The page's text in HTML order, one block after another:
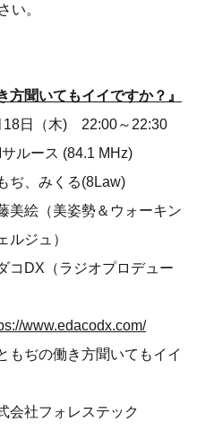
い。
方聞いてもイイですか？』
木) 22:00～22:30
ス (84.1 MHz)
くる(8Law)
美姿勢＆ウォーキン
ルジュ）
DX（ラジオプロデュー
www.edacodx.com/
の働き方聞いてもイイ
ォレステック